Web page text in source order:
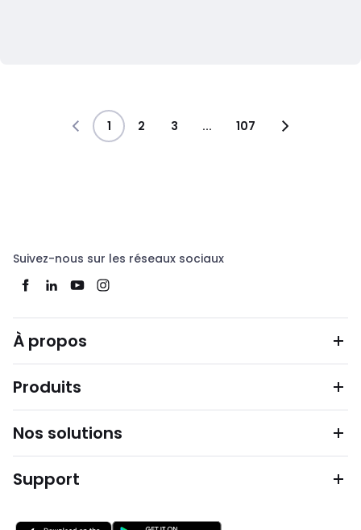
1 2 3 ... 107
Suivez-nous sur les réseaux sociaux
À propos
Produits
Nos solutions
Support